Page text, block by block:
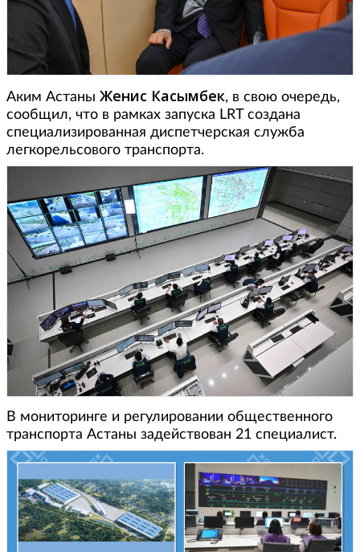
Аким Астаны Женис Касымбек, в свою очередь,
сообщил, что в рамках запуска LRT создана
специализированная диспетчерская служба
легкорельсового транспорта.
В мониторинге и регулировании общественного
транспорта Астаны задействован 21 специалист.